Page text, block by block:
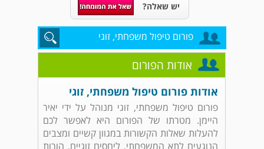
יש שאלה?
פורום טיפול משפחתי, זוגי
אודות הפורום
אודות פורום טיפול משפחתי, זוגי
פורום טיפול משפחתי, זוגי מנוהל על ידי יאיר
היימן. מטרתו של הפורום היא לאפשר לכם
להעלות שאלות הקשורות במגוון קשיים ומצבים
הנוגעים לתא המשפחתי, ליחסים זוגיים, הורות